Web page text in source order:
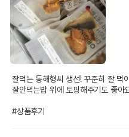
잘먹는 동해형씨 생선! 꾸준히 잘 먹
잘안먹는밥 위에 토핑해주기도 좋아
#상품후기